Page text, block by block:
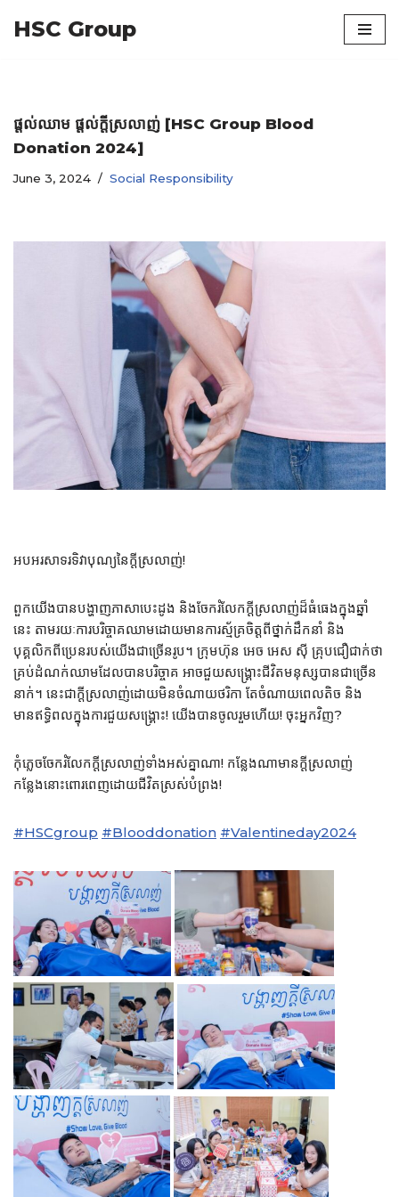
HSC Group
ផ្តល់ឈាម ផ្តល់ក្តីស្រលាញ់ [HSC Group Blood
Donation​ 2024]
June 3, 2024 Social Responsibility
អបអរសាទរទិវាបុណ្យនៃក្តីស្រលាញ់!
ពួកយើងបានបង្ហាញភាសាបេះដូង និងចែករំលែកក្ដីស្រលាញ់ដ៏ធំធេងក្នុងឆ្នាំ
នេះ តាមរយៈការបរិច្ចាគឈាមដោយមានការស្ម័គ្រចិត្ដពីថ្នាក់ដឹកនាំ និង
បុគ្គលិកពីប្រេនរបស់យើងជាច្រើនរូប។ ក្រុមហ៊ុន អេច អេស ស៊ី គ្រុបជឿជាក់ថា
គ្រប់ដំណក់ឈាមដែលបានបរិច្ចាគ អាចជួយសង្គ្រោះជីវិតមនុស្សបានជាច្រើន
នាក់។ នេះជាក្ដីស្រលាញ់ដោយមិនចំណាយថរិកា តែចំណាយពេលតិច និង
មានឥទិ្ធពលក្នុងការជួយសង្គ្រោះ! យើងបានចូលរួមហើយ! ចុះអ្នកវិញ?
កុំភ្លេចចែករំលែកក្ដីស្រលាញ់ទាំងអស់គ្នាណា! កន្លែងណាមានក្ដីស្រលាញ់
កន្លែងនោះពោរពេញដោយជីវិតស្រស់បំព្រង!
#HSCgroup #Blooddonation #Valentineday2024